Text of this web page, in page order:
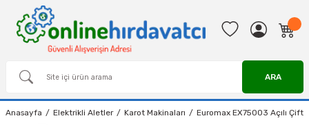
ARA
Anasayfa Elektrikli Aletler Karot Makinaları Euromax EX75003 Açılı Çift